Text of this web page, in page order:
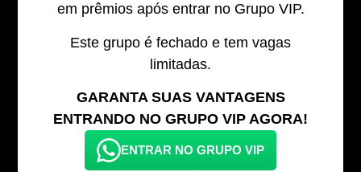
em prêmios após entrar no Grupo VIP.
Este grupo é fechado e tem vagas
limitadas.
GARANTA SUAS VANTAGENS
ENTRANDO NO GRUPO VIP AGORA!
ENTRAR NO GRUPO VIP